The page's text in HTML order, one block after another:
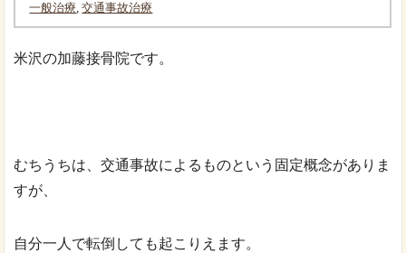
一般治療,交通事故治療
米沢の加藤接骨院です。
むちうちは、交通事故によるものという固定概念がありま
すが、
自分一人で転倒しても起こりえます。